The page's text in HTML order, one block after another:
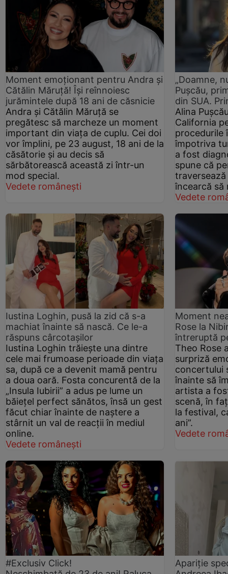
Moment emoționant pentru Andra și
Cătălin Măruță! Își reînnoiesc
jurămintele după 18 ani de căsnicie
Andra și Cătălin Măruță se
pregătesc să marcheze un moment
important din viața de cuplu. Cei doi
vor împlini, pe 23 august, 18 ani de la
căsătorie și au decis să
sărbătorească această zi într-un
mod special.
Vedete românești
„Doamne,
Pușcău,
din SUA.
Alina
California
procedurile
împotriva
a fost
spune că
încearcă să
Vedete
Iustina Loghin, pusă la zid că s-a
machiat înainte să nască. Ce le-a
răspuns cârcotașilor
Iustina Loghin trăiește una dintre
cele mai frumoase perioade din viața
sa, după ce a devenit mamă pentru
a doua oară. Fosta concurentă de la
„Insula Iubirii” a adus pe lume un
băiețel perfect sănătos, însă un gest
făcut chiar înainte de naștere a
stârnit un val de reacții în mediul
online.
Vedete românești
Moment
Rose la
întreruptă
Theo Rose
surpriză
concertului
înainte să
artista a
scenă, în
la festival,
ani”.
Vedete
#Exclusiv Click!
Apariție